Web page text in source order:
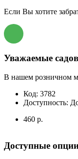
Если Вы хотите
Уважаемые
В нашем розничном
Код: 3782
Доступность:
460 р.
Доступные